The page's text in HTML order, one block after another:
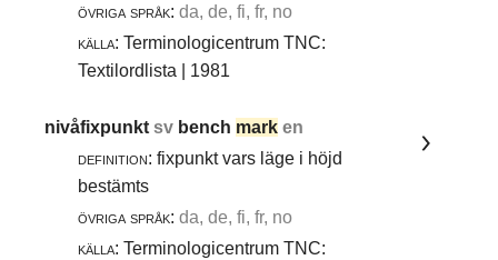
övriga språk: da, de, fi, fr, no
källa: Terminologicentrum TNC:
Textilordlista | 1981
nivåfixpunktsv bench mark en
definition: fixpunkt vars läge i höjd
bestämts
övriga språk: da, de, fi, fr, no
källa: Terminologicentrum TNC: